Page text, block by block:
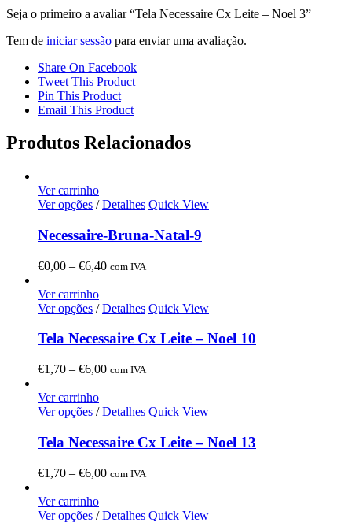
Seja o primeiro a avaliar “Tela Necessaire Cx Leite – Noel 3”
Tem de iniciar sessão para enviar uma avaliação.
Share On Facebook
Tweet This Product
Pin This Product
Email This Product
Produtos Relacionados
Ver carrinho
Ver opções / Detalhes Quick View
Necessaire-Bruna-Natal-9
€0,00 – €6,40Price
through
com IVA
Ver carrinho
Ver opções / Detalhes Quick View
Tela Necessaire Cx Leite – Noel 10
€1,70 – €6,00Price
through
com IVA
Ver carrinho
Ver opções / Detalhes Quick View
Tela Necessaire Cx Leite – Noel 13
€1,70 – €6,00Price
through
com IVA
Ver carrinho
Ver opções / Detalhes Quick View